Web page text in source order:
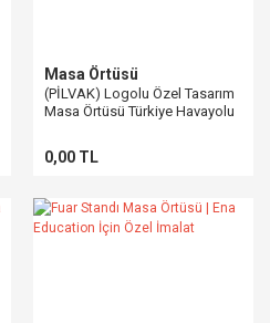
Masa Örtüsü
(PİLVAK) Logolu Özel Tasarım
Masa Örtüsü Türkiye Havayolu
0,00 TL